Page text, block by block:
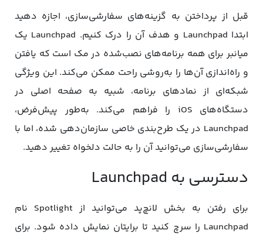
قبل از پرداختن به گزینه‌های سفارشی‌سازی، اجازه دهید
ابتدا Launchpad و هدف آن را درک کنیم. Launchpad یک
میانبر برای همه برنامه‌های نصب‌شده در مک است که یافتن
و راه‌اندازی آن‌ها را به‌روشی راحت ممکن می‌کند. این ویژگی
شبکه‌ای از نمادهای برنامه، شبیه به صفحه اصلی در
دستگاه‌های iOS را فراهم می‌کند. به‌طور پیش‌فرض،
Launchpad در یک طرح‌بندی خاصی سازمان‌دهی شده، اما با
سفارشی‌سازی می‌توانید آن را به حالت دلخواه تغییر دهید.
دسترسی به Launchpad
برای رفتن به بخش لانچ‌پد می‌توانید از Spotlight نام
Launchpad را سرچ کنید تا برایتان نمایش داده شود. برای